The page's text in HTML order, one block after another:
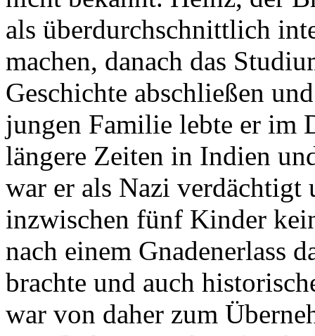
als überdurchschnittlich
machen, danach das
Geschichte abschließen
jungen Familie lebte er im
längere Zeiten in Indien
war er als Nazi verdächtigt
inzwischen fünf Kinder
nach einem Gnadenerlass
brachte und auch
war von daher zum